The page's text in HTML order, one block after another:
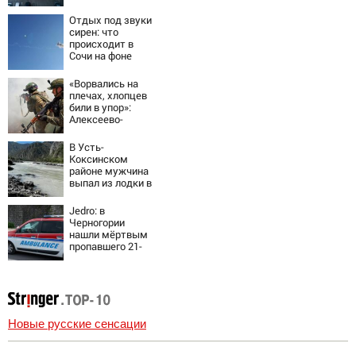
насмерть на
глазах у детей
06/08/2026 –
Новости
Отдых под звуки
сирен: что
происходит в
Сочи на фоне
атак
беспилотников
«Ворвались на
плечах, хлопцев
били в упор»:
Алексеево-
могильником для
«птах Мадьяра»
В Усть-
Коксинском
районе мужчина
выпал из лодки в
Jedro: в
Черногории
нашли мёртвым
пропавшего 21-
Новые русские сенсации